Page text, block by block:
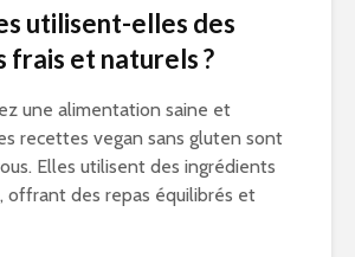
utilisent-elles des
frais et naturels ?
une alimentation saine et
recettes vegan sans gluten sont
Elles utilisent des ingrédients
offrant des repas équilibrés et